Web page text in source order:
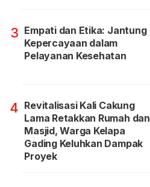
3 Empati dan Etika: Jantung
Kepercayaan dalam
Pelayanan Kesehatan
4 Revitalisasi Kali Cakung
Lama Retakkan Rumah dan
Masjid, Warga Kelapa
Gading Keluhkan Dampak
Proyek